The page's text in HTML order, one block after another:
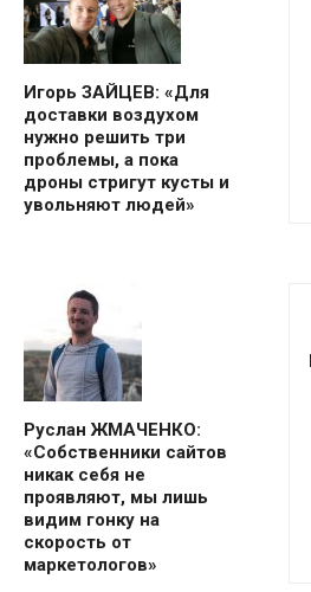
Игорь ЗАЙЦЕВ: «Для
доставки воздухом
нужно решить три
проблемы, а пока
дроны стригут кусты и
увольняют людей»
Руслан ЖМАЧЕНКО:
«Собственники сайтов
никак себя не
проявляют, мы лишь
видим гонку на
скорость от
маркетологов»